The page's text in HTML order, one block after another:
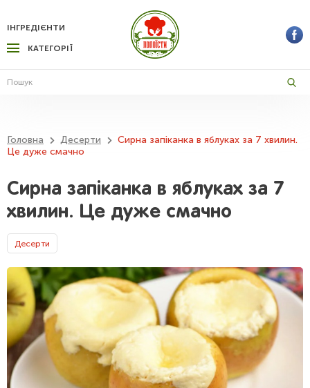
КАТЕГОРІЇ
ІНГРЕДІЄНТИ
Головна Десерти
Сирна запіканка в яблуках за 7 хвилин.
Це дуже смачно
Сирна запіканка в яблуках за 7
хвилин. Це дуже смачно
Десерти